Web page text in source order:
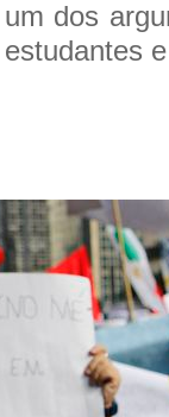
dos
estudantes